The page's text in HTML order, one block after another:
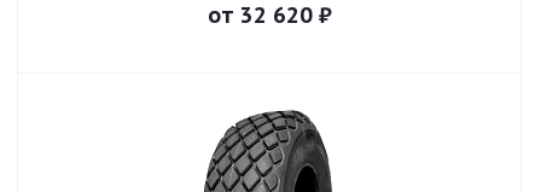
от 32 620₽